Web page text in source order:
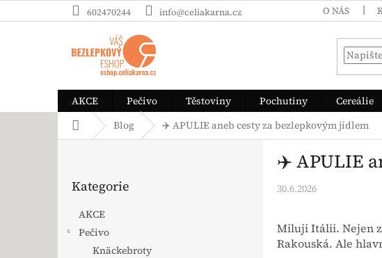
602470244 info@celiakarna.cz O NÁS
AKCE Pečivo Těstoviny Pochutiny Cereálie
Domů Blog ✈️ APULIE aneb cesty za bezlepkovým jídlem
Kategorie
AKCE
Pečivo
Knäckebroty
✈️ APULIE
30.6.2026
Miluji Itálii. Nejen
Rakouská. Ale